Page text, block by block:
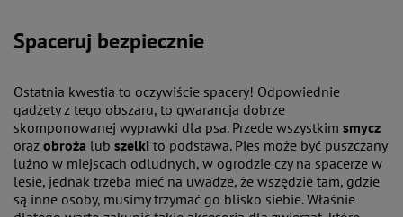
Spaceruj bezpiecznie
Ostatnia kwestia to oczywiście spacery! Odpowiednie
gadżety z tego obszaru, to gwarancja dobrze
skomponowanej wyprawki dla psa. Przede wszystkim smycz
oraz obroża lub szelki to podstawa. Pies może być puszczany
luźno w miejscach odludnych, w ogrodzie czy na spacerze w
lesie, jednak trzeba mieć na uwadze, że wszędzie tam, gdzie
są inne osoby, musimy trzymać go blisko siebie. Właśnie